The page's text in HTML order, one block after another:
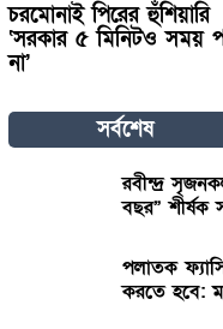
চরমোনাই পিরের হুঁশিয়ারি
‘সরকার ৫ মিনিটও সময়
না’
সর্বশেষ
রবীন্দ্র
বছর” শীর্ষক
পলাতক
করতে হবে: